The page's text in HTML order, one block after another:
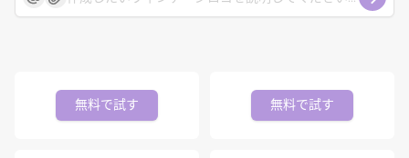
無料で試す 無料で試す